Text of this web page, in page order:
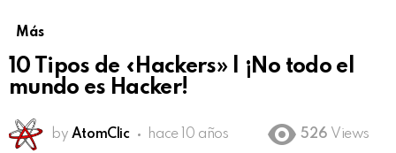
Más
10 Tipos de «Hackers» | ¡No todo el
mundo es Hacker!
by AtomClic hace 10 años 526 Views